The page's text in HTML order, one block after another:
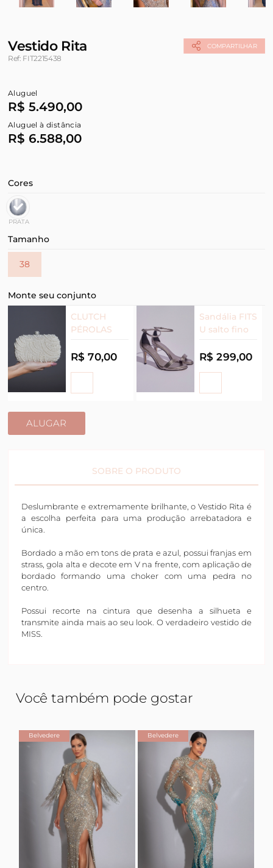
COMPARTILHAR
Vestido Rita
Ref: FIT2215438
Aluguel
R$ 5.490,00
Aluguel à distância
R$ 6.588,00
Cores
PRATA
Tamanho
38
Monte seu conjunto
CLUTCH
PÉROLAS
R$ 70,00
Sandália FITS
U salto fino
R$ 299,00
ALUGAR
SOBRE O PRODUTO
Deslumbrante e extremamente brilhante, o Vestido Rita é
a escolha perfeita para uma produção arrebatadora e
única.
Bordado a mão em tons de prata e azul, possui franjas em
strass, gola alta e decote em V na frente, com aplicação de
bordado formando uma choker com uma pedra no
centro.
Possui recorte na cintura que desenha a silhueta e
transmite ainda mais ao seu look. O verdadeiro vestido de
MISS.
Você também pode gostar
Belvedere Belvedere